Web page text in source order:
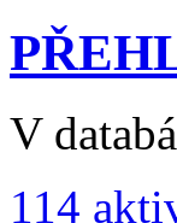
V
114